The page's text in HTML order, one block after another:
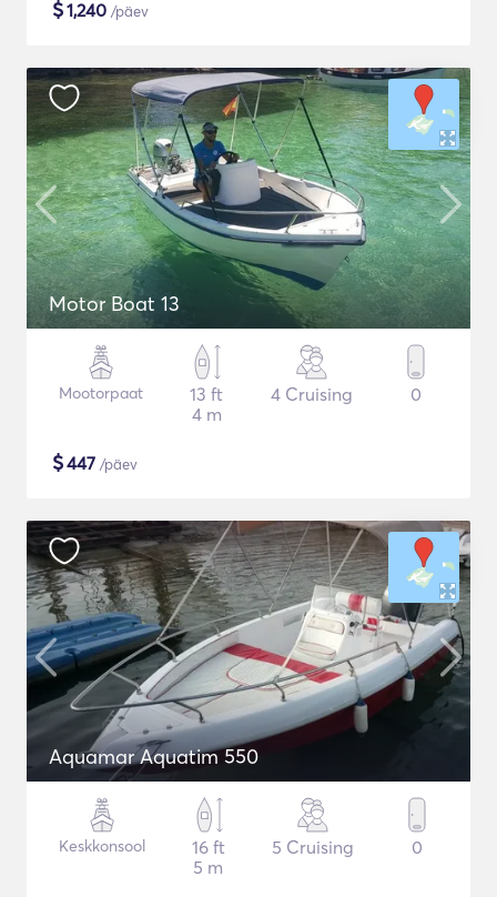
$1,240 /päev
Motor Boat 13
Mootorpaat
13 ft
4 m
4 Cruising 0
$447 /päev
Aquamar Aquatim 550
Keskkonsool
16 ft
5 m
5 Cruising 0